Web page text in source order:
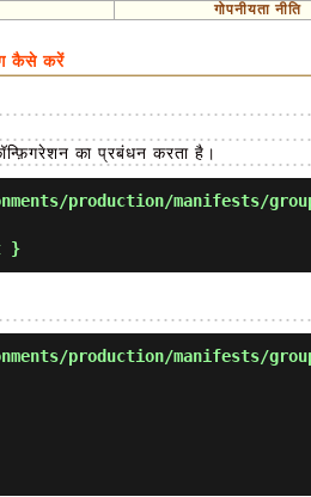
गोपनीयता नीति
कैसे करें
का प्रबंधन करता है।
production/manifests/
production/manifests/